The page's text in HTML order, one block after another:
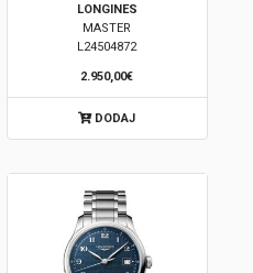
LONGINES
MASTER
L24504872
2.950,00€
DODAJ